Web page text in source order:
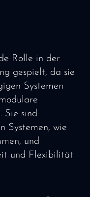
Rolle in der
gespielt, da sie
Systemen
Sie sind
Systemen, wie
und
und Flexibilität